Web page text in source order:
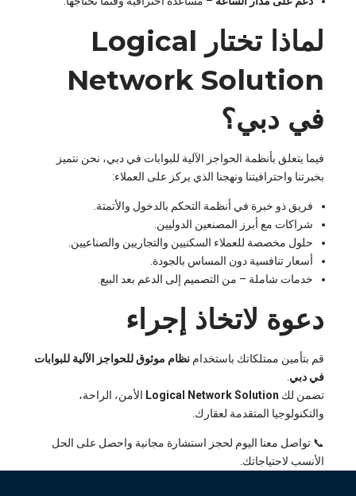
لماذا تختار Logical
Network Solution
في دبي؟
فيما يتعلق بأنظمة الحواجز الآلية للبوابات في دبي، نحن نتميز
بخبرتنا واحترافيتنا ونهجنا الذي يركز على العملاء:
فريق ذو خبرة في أنظمة التحكم بالدخول والأتمتة.
شراكات مع أبرز المصنعين الدوليين.
حلول مخصصة للعملاء السكنيين والتجاريين والصناعيين.
أسعار تنافسية دون المساس بالجودة.
خدمات شاملة – من التصميم إلى الدعم بعد البيع.
دعوة لاتخاذ إجراء
قم بتأمين ممتلكاتك باستخدام نظام موثوق للحواجز الآلية للبوابات
في دبي
تضمن لك Logical Network Solution الأمن، الراحة،
والتكنولوجيا المتقدمة لعقارك.
📞 تواصل معنا اليوم لحجز استشارة مجانية واحصل على الحل
الأنسب لاحتياجاتك.